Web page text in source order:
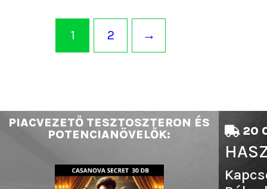
1 2 →
PIACVEZETŐ TESZTOSZTERON ÉS
POTENCIANÖVELŐK:
20